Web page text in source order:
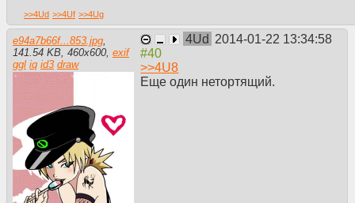
>>4Ud >>4Uf >>4Ug
e94a7b66f...853.jpg,
141.54 KB, 460x600, exif
ggl iq id3 draw
4Ud 2014-01-22 13:34:58
>>4U8
Еще один нетортящий.